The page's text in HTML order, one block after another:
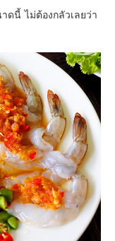
นี้ ไม่ต้องกลัวเลยว่า